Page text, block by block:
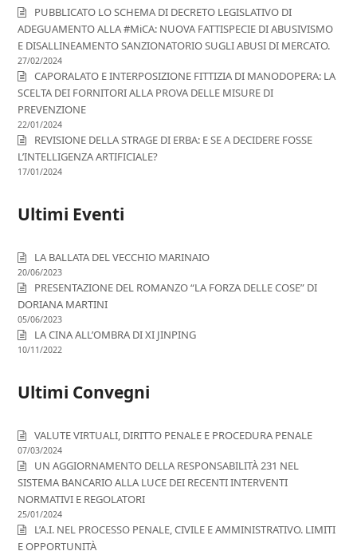
PUBBLICATO LO SCHEMA DI DECRETO LEGISLATIVO DI
ADEGUAMENTO ALLA #MiCA: NUOVA FATTISPECIE DI ABUSIVISMO
E DISALLINEAMENTO SANZIONATORIO SUGLI ABUSI DI MERCATO.
27/02/2024
CAPORALATO E INTERPOSIZIONE FITTIZIA DI MANODOPERA: LA
SCELTA DEI FORNITORI ALLA PROVA DELLE MISURE DI
PREVENZIONE
22/01/2024
REVISIONE DELLA STRAGE DI ERBA: E SE A DECIDERE FOSSE
L’INTELLIGENZA ARTIFICIALE?
17/01/2024
Ultimi Eventi
LA BALLATA DEL VECCHIO MARINAIO
20/06/2023
PRESENTAZIONE DEL ROMANZO “LA FORZA DELLE COSE” DI
DORIANA MARTINI
05/06/2023
LA CINA ALL’OMBRA DI XI JINPING
10/11/2022
Ultimi Convegni
VALUTE VIRTUALI, DIRITTO PENALE E PROCEDURA PENALE
07/03/2024
UN AGGIORNAMENTO DELLA RESPONSABILITÀ 231 NEL
SISTEMA BANCARIO ALLA LUCE DEI RECENTI INTERVENTI
NORMATIVI E REGOLATORI
25/01/2024
L’A.I. NEL PROCESSO PENALE, CIVILE E AMMINISTRATIVO. LIMITI
E OPPORTUNITÀ